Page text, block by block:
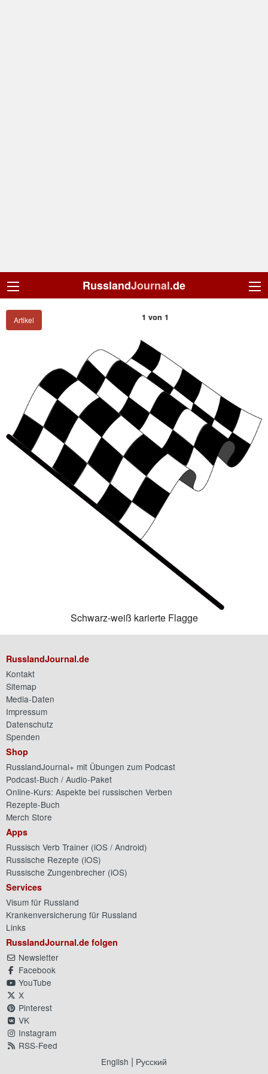
RusslandJournal.de
Artikel 1 von 1
Schwarz-weiß karierte Flagge
RusslandJournal.de
Kontakt
Sitemap
Media-Daten
Impressum
Datenschutz
Spenden
Shop
RusslandJournal+ mit Übungen zum Podcast
Podcast-Buch / Audio-Paket
Online-Kurs: Aspekte bei russischen Verben
Rezepte-Buch
Merch Store
Apps
Russisch Verb Trainer (iOS / Android)
Russische Rezepte (iOS)
Russische Zungenbrecher (iOS)
Services
Visum für Russland
Krankenversicherung für Russland
Links
RusslandJournal.de folgen
Newsletter
Facebook
YouTube
X
Pinterest
VK
Instagram
RSS-Feed
English | Русский